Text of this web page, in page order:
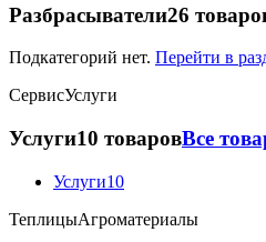
Разбрасыватели26
Подкатегорий нет. Перейти в
СервисУслуги
Услуги10 товаровВсе
Услуги10
ТеплицыАгроматериалы